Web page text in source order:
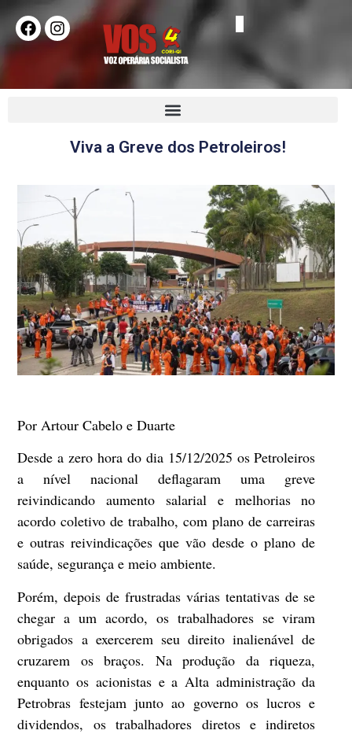
Viva a Greve dos Petroleiros!
Por Artour Cabelo e Duarte
Desde a zero hora do dia 15/12/2025 os Petroleiros
a nível nacional deflagaram uma greve
reivindicando aumento salarial e melhorias no
acordo coletivo de trabalho, com plano de carreiras
e outras reivindicações que vão desde o plano de
saúde, segurança e meio ambiente.
Porém, depois de frustradas várias tentativas de se
chegar a um acordo, os trabalhadores se viram
obrigados a exercerem seu direito inalienável de
cruzarem os braços. Na produção da riqueza,
enquanto os acionistas e a Alta administração da
Petrobras festejam junto ao governo os lucros e
dividendos, os trabalhadores diretos e indiretos